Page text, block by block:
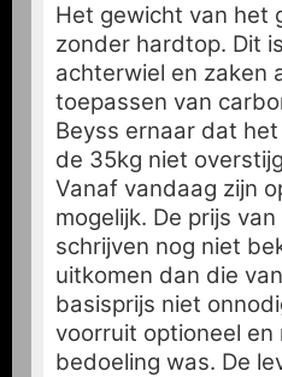
Het gewicht van het
zonder hardtop. Dit
achterwiel en zaken
toepassen van
Beyss ernaar dat
de 35kg niet
Vanaf vandaag zijn
mogelijk. De prijs
schrijven nog niet
uitkomen dan die
basisprijs niet
voorruit optioneel
bedoeling was. De